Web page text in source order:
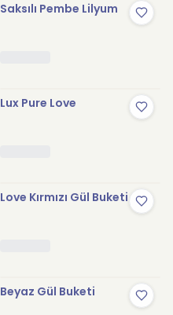
Saksılı Pembe Lilyum
Lux Pure Love
Love Kırmızı Gül Buketi
Beyaz Gül Buketi